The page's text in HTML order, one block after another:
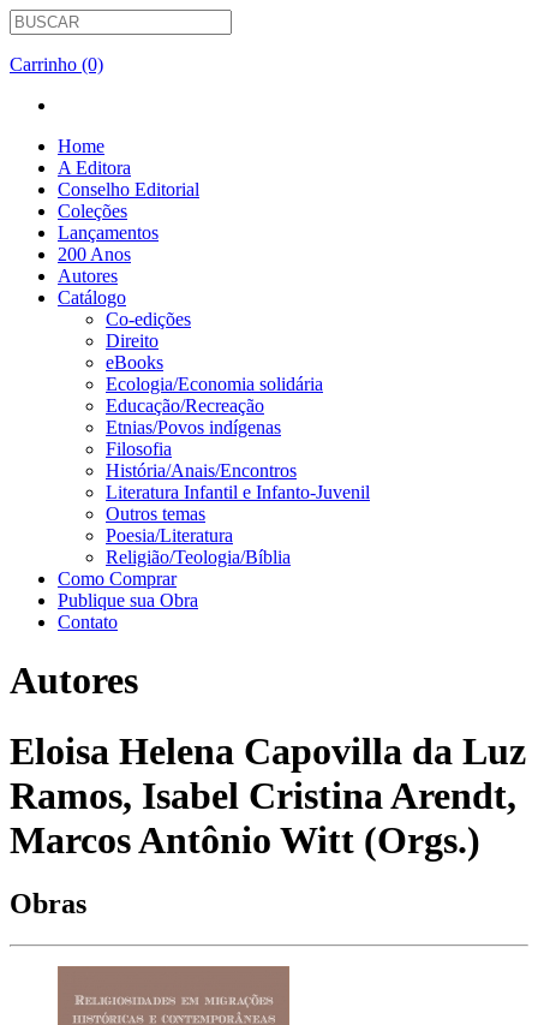
Carrinho (0)
Home
A Editora
Conselho Editorial
Coleções
Lançamentos
200 Anos
Autores
Catálogo
Co-edições
Direito
eBooks
Ecologia/Economia solidária
Educação/Recreação
Etnias/Povos indígenas
Filosofia
História/Anais/Encontros
Literatura Infantil e Infanto-Juvenil
Outros temas
Poesia/Literatura
Religião/Teologia/Bíblia
Como Comprar
Publique sua Obra
Contato
Autores
Eloisa Helena Capovilla da Luz
Ramos, Isabel Cristina Arendt,
Marcos Antônio Witt (Orgs.)
Obras